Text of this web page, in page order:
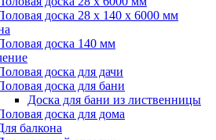
доска 28 х 140 х 6000 мм
доска 140 мм
доска для дачи
доска для бани
Доска для бани из лиственницы
доска для дома
балкона